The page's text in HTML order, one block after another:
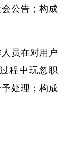
公告；构成
员在对用户
程中玩忽职
处理；构成